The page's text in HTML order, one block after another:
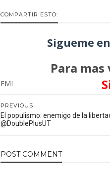
COMPARTIR ESTO:
Sigueme
Para
FMI
PREVIOUS
El populismo: enemigo de la
@DoublePlusUT
POST COMMENT